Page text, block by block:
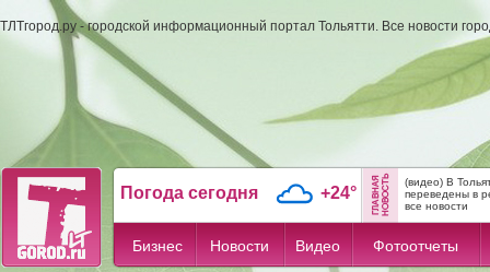
ТЛТгород.ру - городской информационный портал Тольятти. Все новости
Погода сегодня +24°
(видео) В
переведены в
все новости
Бизнес Новости Видео Фотоотчеты